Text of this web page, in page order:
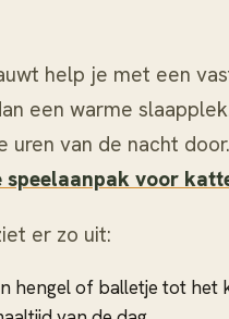
help je met een
een warme
uren van de nacht
speelaanpak voor
er zo uit:
hengel of balletje tot het